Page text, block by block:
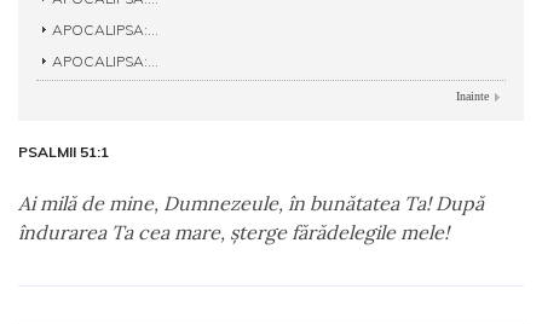
APOCALIPSA:...
APOCALIPSA:...
Inainte
PSALMII 51:1
Ai milă de mine, Dumnezeule, în bunătatea Ta! După
îndurarea Ta cea mare, şterge fărădelegile mele!